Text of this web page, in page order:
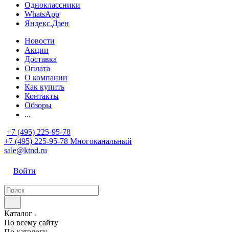
Одноклассники
WhatsApp
Яндекс.Дзен
Новости
Акции
Доставка
Оплата
О компании
Как купить
Контакты
Обзоры
...
+7 (495) 225-95-78
+7 (495) 225-95-78 Многоканальный
sale@ktnd.ru
Войти
Каталог
По всему сайту